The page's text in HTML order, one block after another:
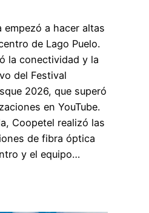
empezó a hacer altas
de Lago Puelo.
la conectividad y la
del Festival
2026, que superó
en YouTube.
Coopetel realizó las
de fibra óptica
y el equipo…